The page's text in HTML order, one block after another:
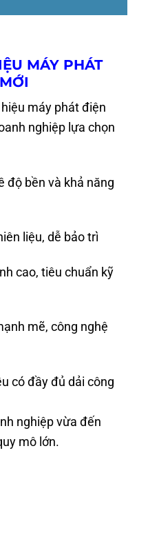
MÁY PHÁT
máy phát điện
nghiệp lựa chọn
độ bền và khả năng
liệu, dễ bảo trì
cao, tiêu chuẩn kỹ
mẽ, công nghệ
có đầy đủ dải công
nghiệp vừa đến
mô lớn.